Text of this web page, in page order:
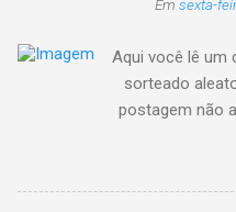
Em sexta-
Aqui você lê um
sorteado
postagem não